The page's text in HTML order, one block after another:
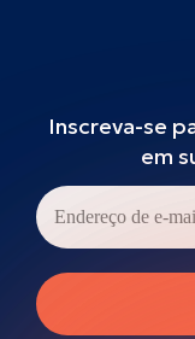
Inscreva-se
em